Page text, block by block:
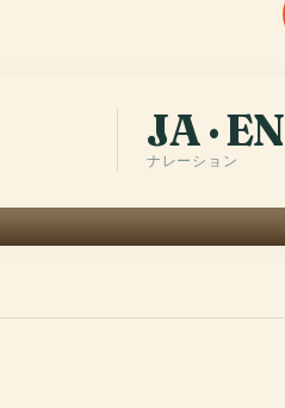
JA · EN
ナレーション